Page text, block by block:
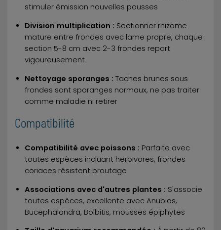
stimuler émission nouvelles pousses
Division multiplication : Sectionner rhizome
mature entre frondes avec lame propre, chaque
section 5-8 cm avec 2-3 frondes repart
vigoureusement
Nettoyage sporanges : Taches brunes sous
frondes sont sporanges normaux, ne pas traiter
comme maladie ni retirer
Compatibilité
Compatibilité avec poissons : Parfaite avec
toutes espèces incluant herbivores, frondes
coriaces résistent broutage
Associations avec d'autres plantes : S'associe
toutes espèces, excellente avec Anubias,
Bucephalandra, Bolbitis, mousses épiphytes